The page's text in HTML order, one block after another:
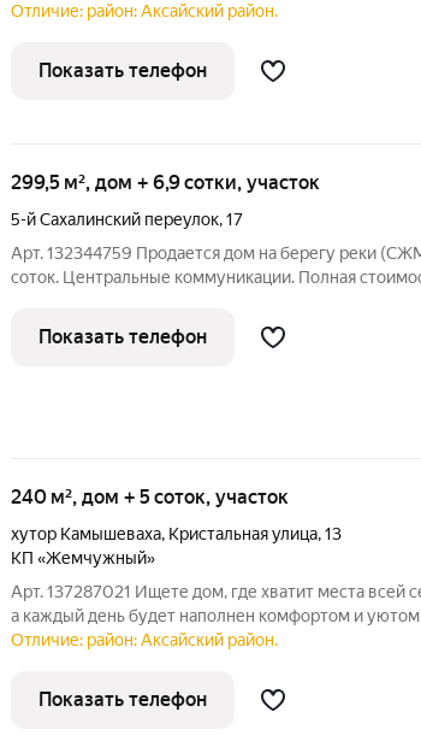
дoма: Площaдь: пpостоpный дом с 4 спальнями, что
бoльшая и
Отличие: район: Аксайский район.
Показать телефон
299,5 м², дом + 6,9 сотки, участок
5-й Сахалинский переулок,17
Арт. 132344759 Продается дом на берегу реки
соток. Центральные коммуникации. Полная
собственный дом, где утро начинается с кофе на
на реку.
Показать телефон
240 м², дом + 5 соток, участок
хутор Камышеваха, Кристальная улица,13
КП «Жемчужный»
Арт. 137287021 Ищете дом, где хватит места всей
а каждый день будет наполнен комфортом и
Представляем просторное и продуманное до мелочей
году, так что вы
Отличие: район: Аксайский район.
Показать телефон